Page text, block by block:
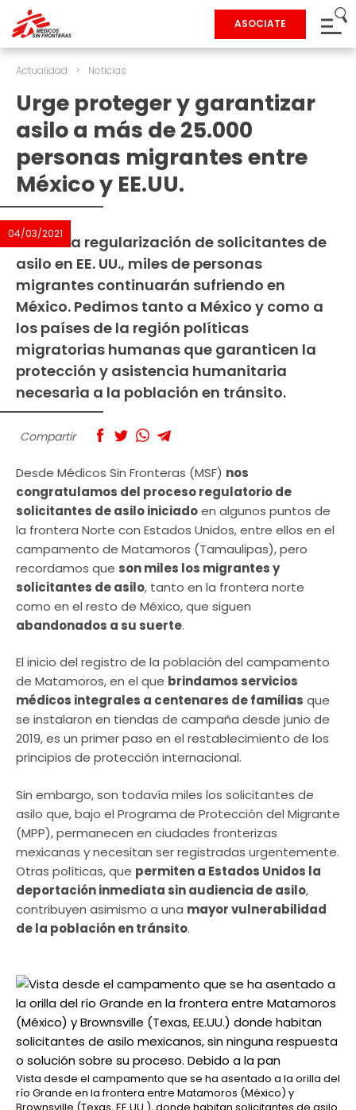
ASOCIATE
Actualidad > Noticias
Urge proteger y garantizar
asilo a más de 25.000
personas migrantes entre
México y EE.UU.
04/03/2021
Pese a la regularización de solicitantes de
asilo en EE. UU., miles de personas
migrantes continuarán sufriendo en
México. Pedimos tanto a México y como a
los países de la región políticas
migratorias humanas que garanticen la
protección y asistencia humanitaria
necesaria a la población en tránsito.
Compartir
Desde Médicos Sin Fronteras (MSF) nos
congratulamos del proceso regulatorio de
solicitantes de asilo iniciadoen algunos puntos de
la frontera Norte con Estados Unidos, entre ellos en el
campamento de Matamoros (Tamaulipas), pero
recordamos que son miles los migrantes y
solicitantes de asilo, tanto en la frontera norte
como en el resto de México, que siguen
abandonados a su suerte.
El inicio del registro de la población del campamento
de Matamoros, en el que brindamos servicios
médicos integrales a centenares de familias que
se instalaron en tiendas de campaña desde junio de
2019, es un primer paso en el restablecimiento de los
principios de protección internacional.
Sin embargo, son todavía miles los solicitantes de
asilo que, bajo el Programa de Protección del Migrante
(MPP), permanecen en ciudades fronterizas
mexicanas y necesitan ser registradas urgentemente.
Otras políticas, que permiten a Estados Unidos la
deportación inmediata sin audiencia de asilo,
contribuyen asimismo a una mayor vulnerabilidad
de la población en tránsito.
Vista desde el campamento que se ha asentado a la orilla del
río Grande en la frontera entre Matamoros (México) y